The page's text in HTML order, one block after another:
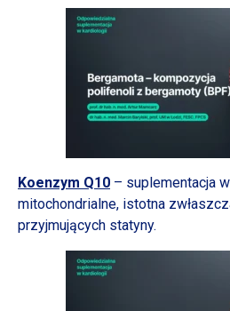
Koenzym Q10 – suplementacja
mitochondrialne, istotna
przyjmujących statyny.